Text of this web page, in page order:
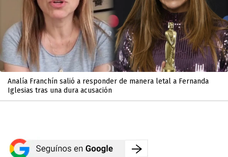
Analía Franchín salió a responder de manera letal a Fernanda
Iglesias tras una dura acusación